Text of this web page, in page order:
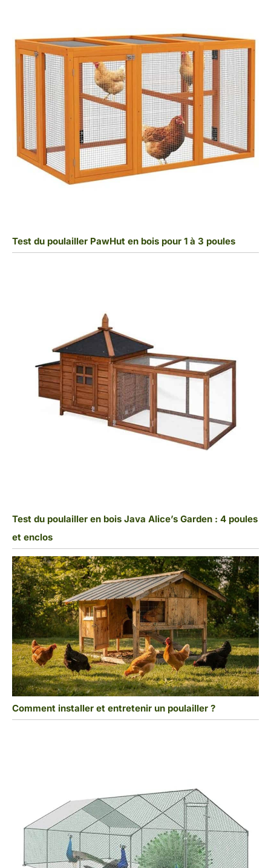
Test du poulailler PawHut en bois pour 1 à 3 poules
Test du poulailler en bois Java Alice’s Garden : 4 poules
et enclos
Comment installer et entretenir un poulailler ?